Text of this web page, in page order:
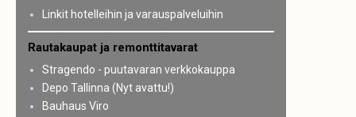
Linkit hotelleihin ja varauspalveluihin
Rautakaupat ja remonttitavarat
Stragendo - puutavaran verkkokauppa
Depo Tallinna (Nyt avattu!)
Bauhaus Viro